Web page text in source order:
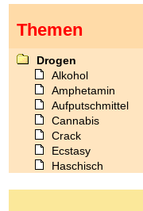
Themen
Drogen
Alkohol
Amphetamin
Aufputschmittel
Cannabis
Crack
Ecstasy
Haschisch